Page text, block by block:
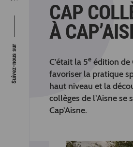
CAP
À
C’était la 5e édition de
favoriser la pratique
haut niveau et la
collèges de l’Aisne
Cap’Aisne.